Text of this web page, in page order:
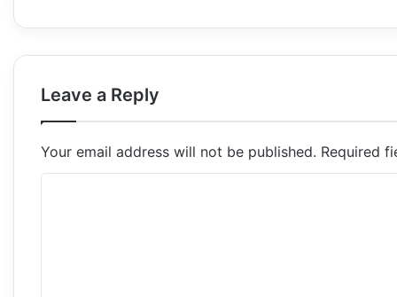
Leave a Reply
Your email address will not be published. Required